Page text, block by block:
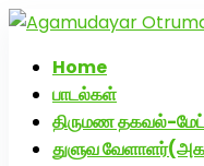
Home
பாடல்கள்
திருமண தகவல்-
துளுவ
அகமுடையார் திருமண